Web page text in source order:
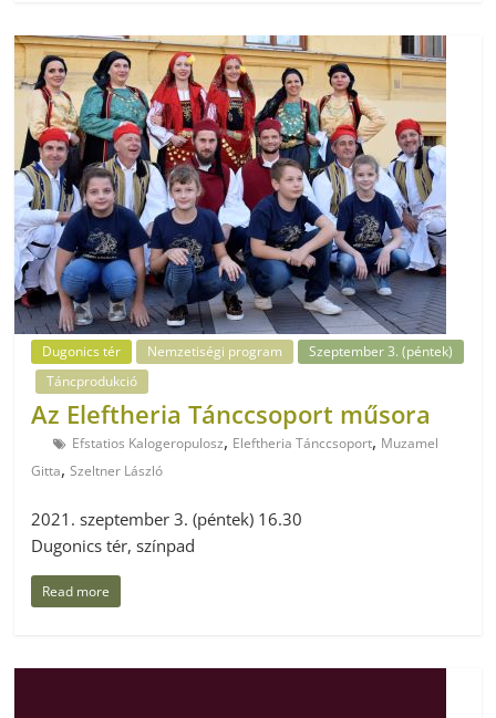
Dugonics tér Nemzetiségi program
Szeptember 3. (péntek)
Táncprodukció
Az Eleftheria Tánccsoport műsora
Efstatios Kalogeropulosz, Eleftheria Tánccsoport, Muzamel
Gitta,Szeltner László
2021. szeptember 3. (péntek) 16.30
Dugonics tér, színpad
Read more